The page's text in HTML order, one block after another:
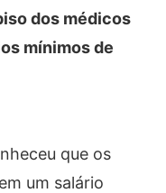
dos médicos
mínimos de
que os
um salário